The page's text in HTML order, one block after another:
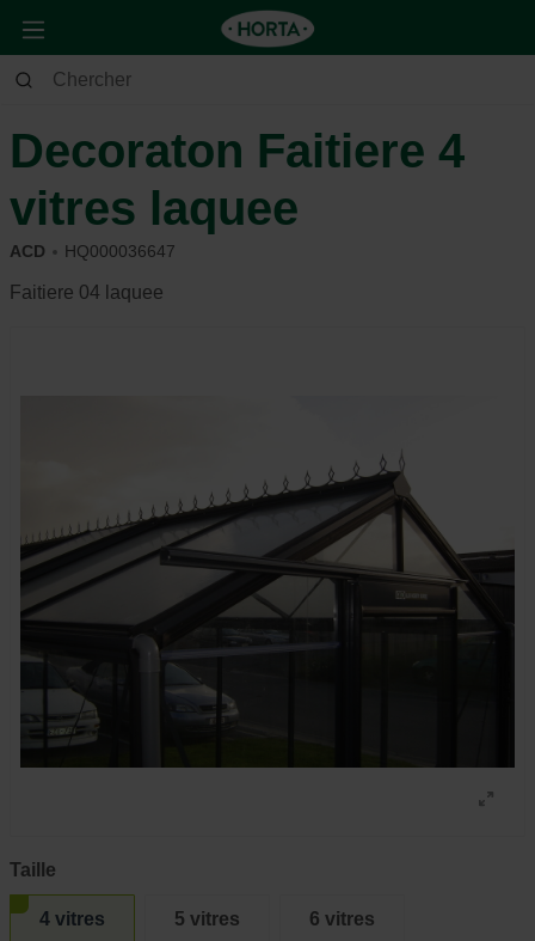
Jardin Potager
Decoraton Faitiere 4
vitres laquee
ACD HQ000036647
Faitiere 04 laquee
Taille
4 vitres 5 vitres 6 vitres